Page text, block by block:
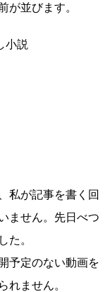
が並びます。
小説
私が記事を書く回
ません。先日べつ
た。
予定のない動画を
れません。